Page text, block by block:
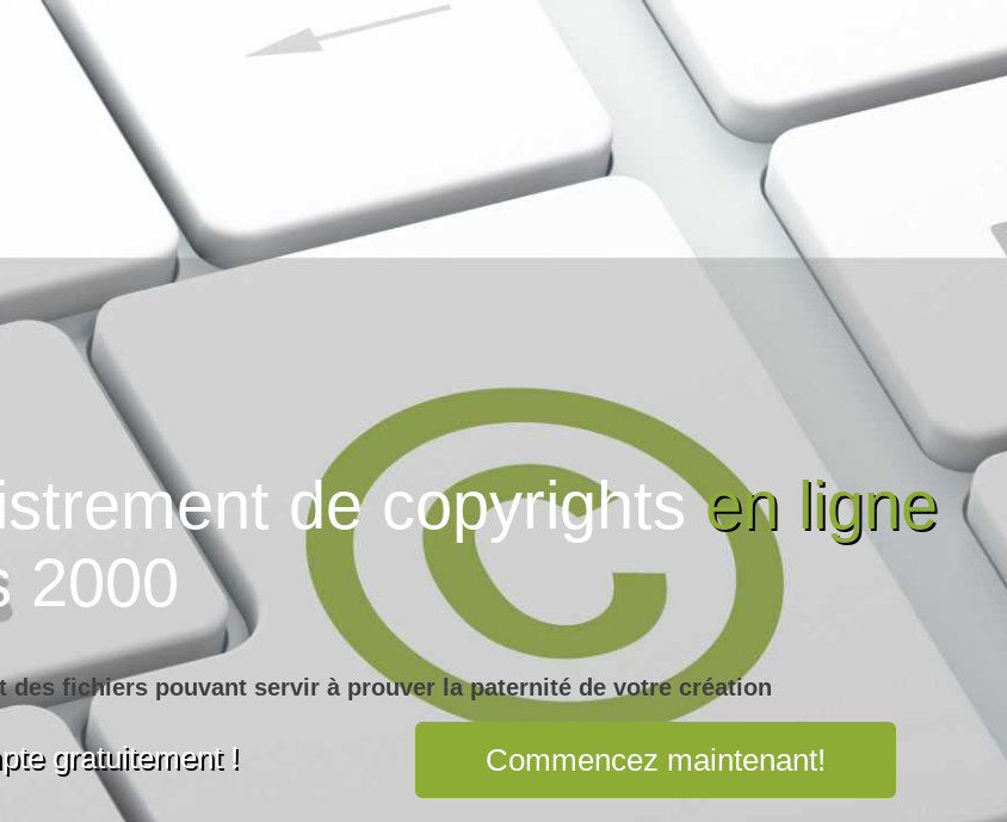
de copyrightsen ligne
2000
des fichiers pouvant servir à prouver la paternité de votre création
gratuitement ! Commencez maintenant!